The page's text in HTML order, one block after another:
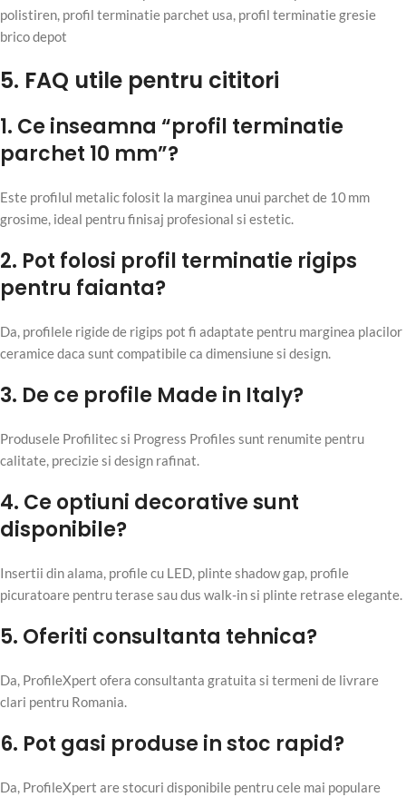
polistiren, profil terminatie parchet usa, profil terminatie gresie
brico depot
5. FAQ utile pentru cititori
1. Ce inseamna “profil terminatie
parchet 10 mm”?
Este profilul metalic folosit la marginea unui parchet de 10 mm
grosime, ideal pentru finisaj profesional si estetic.
2. Pot folosi profil terminatie rigips
pentru faianta?
Da, profilele rigide de rigips pot fi adaptate pentru marginea placilor
ceramice daca sunt compatibile ca dimensiune si design.
3. De ce profile Made in Italy?
Produsele Profilitec si Progress Profiles sunt renumite pentru
calitate, precizie si design rafinat.
4. Ce optiuni decorative sunt
disponibile?
Insertii din alama, profile cu LED, plinte shadow gap, profile
picuratoare pentru terase sau dus walk-in si plinte retrase elegante.
5. Oferiti consultanta tehnica?
Da, ProfileXpert ofera consultanta gratuita si termeni de livrare
clari pentru Romania.
6. Pot gasi produse in stoc rapid?
Da, ProfileXpert are stocuri disponibile pentru cele mai populare